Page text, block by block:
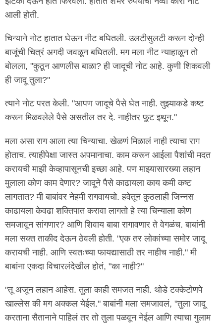
आली होती.
चिन्याने नोट हातात घेऊन नीट बघितली. उलटीसुलटी करून दोन्ही
बाजूंची चित्रं अगदी जवळून बघितली. मग मला नीट न्याहाळून तो
बोलला, "कुठून आणलीस बाळा? ही जादूची नोट आहे. कुणी शिकवली
ही जादू तुला?"
त्याने नोट परत केली. "आपण जादूचे पैसे घेत नाही. तुझ्याकडे कष्ट
करून मिळवलेले पैसे असतील तर दे. नाहीतर फूट इथून."
मला असा राग आला त्या चिन्याचा. खेळणं मिळालं नाही त्याचा राग
होताच. त्याहीपेक्षा जास्त अपमानाचा. काम करून आईला पैशांची मदत
करायची माझी केव्हापासूनची इच्छा आहे. पण माझ्यासारख्या लहान
मुलाला कोण काम देणार? जादूने पैसे काढायला काय कमी कष्ट
लागतात? मी बाबांवर नेहमी रागवायचो. हवेतून कुठलाही जिन्नस
काढायला केवढा शक्तिपात करावा लागतो हे त्या चिन्याला कोण
समजावून सांगणार? आणि शिवाय बाबा रागावणार ते वेगळंच. बाबांनी
मला सक्त ताकीद देऊन ठेवली होती. "एक तर लोकांच्या समोर जादू
करायची नाही. आणि स्वतःच्या फायद्यासाठी तर नाहीच नाही." मी
बाबांना एकदा विचारलंदेखील होतं, "का नाही?"
"तू अजून लहान आहेस. तुला काही समजत नाही. थोडे टक्केटोणपे
खाल्लेस की मग अक्कल येईल." बाबांनी मला समजावलं, "तुला जादू
करताना सैतानाने पाहिलं तर तो तुला पळवून नेईल आणि त्याचा गुलाम